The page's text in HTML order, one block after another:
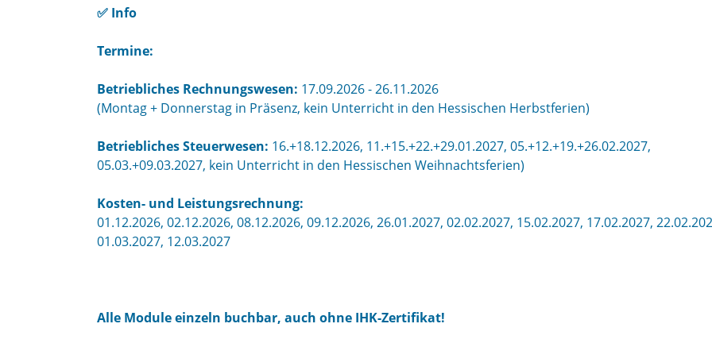
✅ Info
Termine:
Betriebliches Rechnungswesen: 17.09.2026 - 26.11.2026
(Montag + Donnerstag in Präsenz, kein Unterricht in den Hessischen Herbstferien)
Betriebliches Steuerwesen: 16.+18.12.2026, 11.+15.+22.+29.01.2027, 05.+12.+19.+26.02.2027,
05.03.+09.03.2027, kein Unterricht in den Hessischen Weihnachtsferien)
Kosten- und Leistungsrechnung:
01.12.2026, 02.12.2026, 08.12.2026, 09.12.2026, 26.01.2027, 02.02.2027, 15.02.2027, 17.02.2027,
01.03.2027, 12.03.2027
Alle Module einzeln buchbar, auch ohne IHK-Zertifikat!